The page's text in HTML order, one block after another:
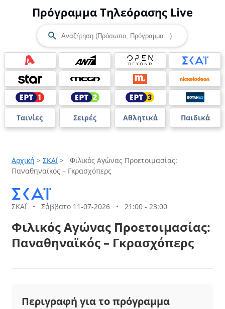
Πρόγραμμα Τηλεόρασης Live
Ταινίες Σειρές Αθλητικά Παιδικά
Αρχική > ΣΚΑΪ >
Φιλικός Αγώνας Προετοιμασίας:
Παναθηναϊκός – Γκρασχόπερς
ΣΚΑΪ • Σάββατο 11-07-2026 • 21:00 - 23:00
Φιλικός Αγώνας Προετοιμασίας:
Παναθηναϊκός – Γκρασχόπερς
Περιγραφή για το πρόγραμμα